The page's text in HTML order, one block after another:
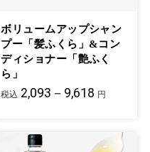
ボリュームアップシャン
プー「髪ふくら」&コン
ディショナー「艶ふく
ら」
税込 2,093－9,618 円